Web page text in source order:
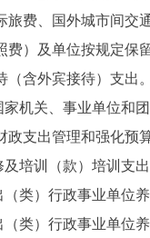
旅费、国外城市间交
费）及单位按规定保
（含外宾接待）支出
关、事业单位和团
政支出管理和强化预
训（款）培训支出
）行政事业单位养
）行政事业单位养